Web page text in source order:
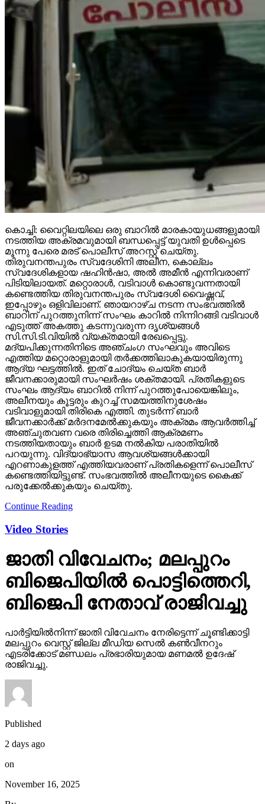
കൊച്ചി: വൈറ്റിലയിലെ ഒരു ബാറില്‍ മാരകായുധങ്ങളുമായി
നടത്തിയ അക്രമവുമായി ബന്ധപ്പെട്ട് യുവതി ഉള്‍പ്പെടെ
മൂന്നു പേരെ മരട് പൊലീസ് അറസ്റ്റ് ചെയ്തു.
തിരുവനന്തപുരം സ്വദേശിനി അലീന, കൊല്ലം
സ്വദേശികളായ ഷഹിന്‍ഷാ, അല്‍ അമീന്‍ എന്നിവരാണ്
പിടിയിലായത്. മറ്റൊരാള്‍, വടിവാള്‍ കൊണ്ടുവന്നതായി
കണ്ടെത്തിയ തിരുവനന്തപുരം സ്വദേശി വൈഷ്ണവ്,
ഇപ്പോഴും ഒളിവിലാണ്. ഞായറാഴ്ച നടന്ന സംഭവത്തില്‍
ബാറിന് പുറത്തുനിന്ന് സംഘം കാറില്‍ നിന്നിറങ്ങി വടിവാള്‍
എടുത്ത് അകത്തു കടന്നുവരുന്ന ദൃശ്യങ്ങള്‍
സി.സി.ടി.വിയില്‍ വ്യക്തമായി രേഖപ്പെട്ടു.
മദ്യപിക്കുന്നതിനിടെ അഞ്ചംഗ സംഘവും അവിടെ
എത്തിയ മറ്റൊരാളുമായി തര്‍ക്കത്തിലാകുകയായിരുന്നു
ആദ്യ ഘട്ടത്തില്‍. ഇത് ചോദ്യം ചെയ്ത ബാര്‍
ജീവനക്കാരുമായി സംഘര്‍ഷം ശക്തമായി. പ്രതികളുടെ
സംഘം ആദ്യം ബാറില്‍ നിന്ന് പുറത്തുപോയെങ്കിലും,
അലീനയും കൂട്ടരും കുറച്ച് സമയത്തിനുശേഷം
വടിവാളുമായി തിരികെ എത്തി. തുടര്‍ന്ന് ബാര്‍
ജീവനക്കാര്‍ക്ക് മര്‍ദനമേല്‍ക്കുകയും അക്രമം ആവര്‍ത്തിച്ച്
അഞ്ചുതവണ വരെ തിരിച്ചെത്തി ആക്രമണം
നടത്തിയതായും ബാര്‍ ഉടമ നല്‍കിയ പരാതിയില്‍
പറയുന്നു. വിദ്യാഭ്യാസ ആവശ്യങ്ങള്‍ക്കായി
എറണാകുളത്ത് എത്തിയവരാണ് പ്രതികളെന്ന് പൊലീസ്
കണ്ടെത്തിയിട്ടുണ്ട്. സംഭവത്തില്‍ അലീനയുടെ കൈക്ക്
പരുക്കേല്‍ക്കുകയും ചെയ്തു.
Continue Reading
Video Stories
ജാതി വിവേചനം; മലപ്പുറം
ബിജെപിയില്‍ പൊട്ടിത്തെറി,
ബിജെപി നേതാവ് രാജിവച്ചു
പാര്‍ട്ടിയില്‍നിന്ന് ജാതി വിവേചനം നേരിട്ടെന്ന് ചൂണ്ടിക്കാട്ടി
മലപ്പുറം വെസ്റ്റ് ജില്ല മീഡിയ സെല്‍ കണ്‍വീനറും
എടരിക്കോട് മണ്ഡലം പ്രഭാരിയുമായ മണമല്‍ ഉദേഷ്
രാജിവച്ചു.
Published
2 days ago
on
November 16, 2025